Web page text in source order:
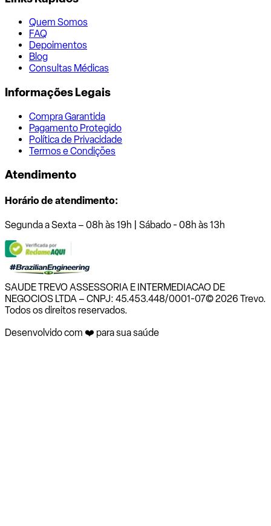
Quem Somos
FAQ
Depoimentos
Blog
Consultas Médicas
Informações Legais
Compra Garantida
Pagamento Protegido
Política de Privacidade
Termos e Condições
Atendimento
Horário de atendimento:
Segunda a Sexta – 08h às 19h | Sábado - 08h às 13h
SAUDE TREVO ASSESSORIA E INTERMEDIACAO DE
NEGOCIOS LTDA – CNPJ: 45.453.448/0001-07© 2026 Trevo.
Todos os direitos reservados.
Desenvolvido com ❤️ para sua saúde